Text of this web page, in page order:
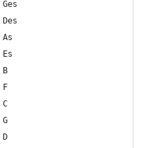
Ges
Des
As
Es
B
F
C
G
D